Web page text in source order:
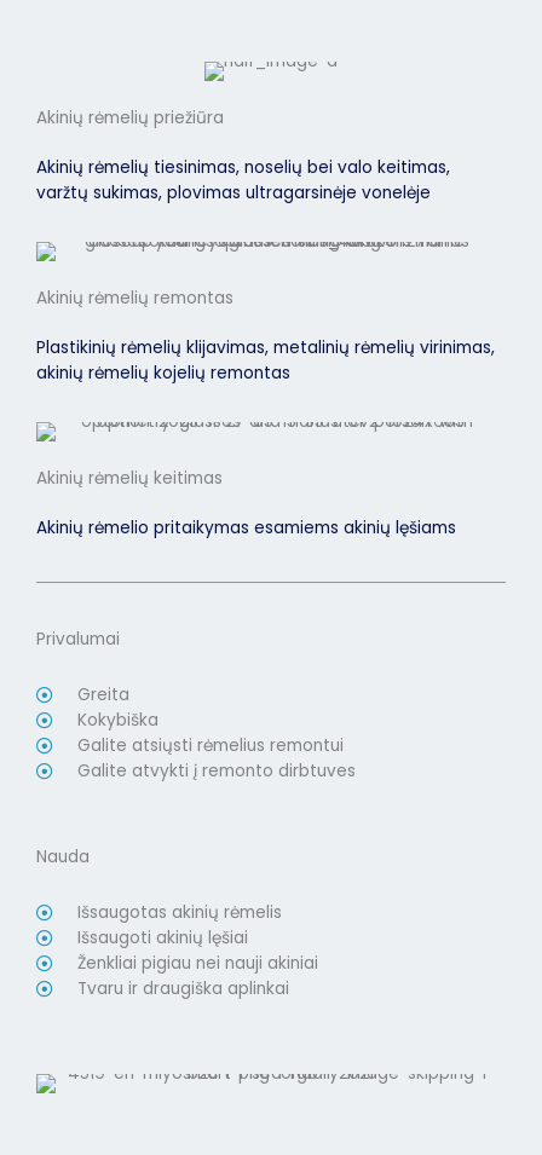
Akinių rėmelių priežiūra
Akinių rėmelių tiesinimas, noselių bei valo keitimas,
varžtų sukimas, plovimas ultragarsinėje vonelėje
Akinių rėmelių remontas
Plastikinių rėmelių klijavimas, metalinių rėmelių virinimas,
akinių rėmelių kojelių remontas
Akinių rėmelių keitimas
Akinių rėmelio pritaikymas esamiems akinių lęšiams
Privalumai
Greita
Kokybiška
Galite atsiųsti rėmelius remontui
Galite atvykti į remonto dirbtuves
Nauda
Išsaugotas akinių rėmelis
Išsaugoti akinių lęšiai
Ženkliai pigiau nei nauji akiniai
Tvaru ir draugiška aplinkai